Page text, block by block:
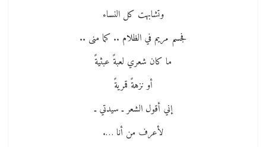
وتشابهت كل النساء
فجسم مريم في الظلام .. كما منى ..
ما كان شعري لعبةً عبثيةً
أو نزهةً قمريةً
إني أقول الشعر ـ سيدتي ـ
لأعرف من أنا ….